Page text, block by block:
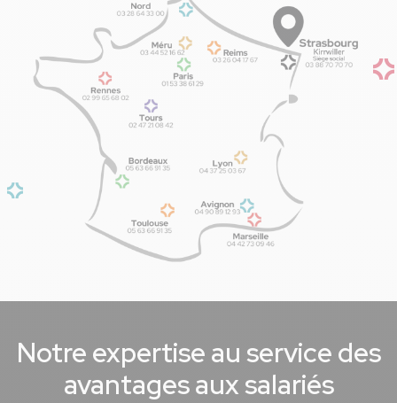
Notre expertise au service des
avantages aux salariés